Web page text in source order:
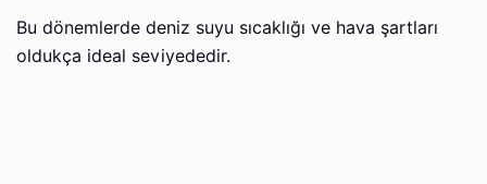
Bu dönemlerde deniz suyu sıcaklığı ve hava şartları
oldukça ideal seviyededir.